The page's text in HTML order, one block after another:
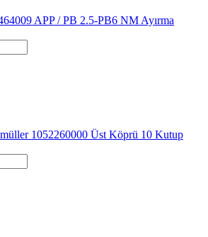
APP / PB 2.5-PB6 NM Ayırma
1052260000 Üst Köprü 10 Kutup